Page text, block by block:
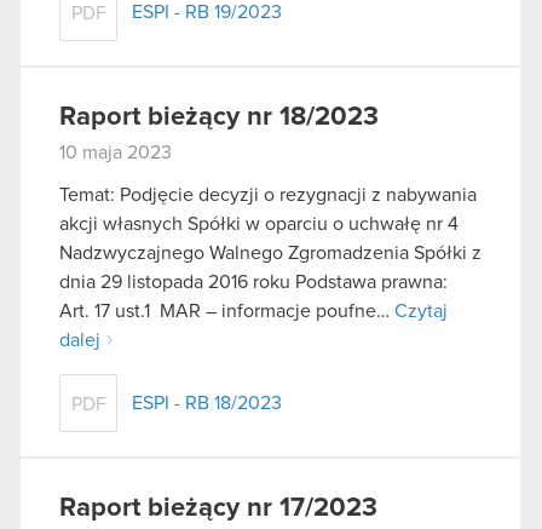
PDF ESPI - RB 19/2023
Raport bieżący nr 18/2023
10 maja 2023
Temat: Podjęcie decyzji o rezygnacji z nabywania
akcji własnych Spółki w oparciu o uchwałę nr 4
Nadzwyczajnego Walnego Zgromadzenia Spółki z
dnia 29 listopada 2016 roku Podstawa prawna:
Art. 17 ust.1 MAR – informacje poufne… Czytaj
dalej
PDF ESPI - RB 18/2023
Raport bieżący nr 17/2023